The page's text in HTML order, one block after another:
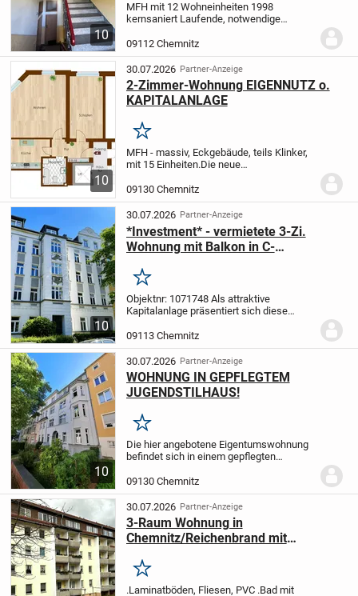
10
MFH mit 12 Wohneinheiten1998
kernsaniertLaufende, notwendige
kein Reparaturstau.
Zustand2021 Erneuerung der Heizung,
Umstellung...
09112 Chemnitz
10
30.07.2026 Partner-Anzeige
2-Zimmer-Wohnung EIGENNUTZ o.
KAPITALANLAGE
Merken
MFH - massiv, Eckgebäude, teils Klinker,
mit 15 Einheiten.Die neue
genommen.In 2025 erfolgte noch
Erhaltungsanstrich des
Treppenhauses.Instandsetzung...
09130 Chemnitz
10
30.07.2026 Partner-Anzeige
*Investment* - vermietete 3-Zi.
Wohnung mit Balkon in C-
Merken
Objektnr: 1071748 Als attraktive
Kapitalanlage präsentiert sich diese
denkmalgeschützten Mehrfamilienhaus
im Chemnitzer Stadtteil
Schloßchemnitz.Das um 1912...
09113 Chemnitz
10
30.07.2026 Partner-Anzeige
WOHNUNG IN GEPFLEGTEM
JUGENDSTILHAUS!
Merken
Die hier angebotene Eigentumswohnung
befindet sich in einem gepflegten
Mehrfamilienhaus ist voll unterkellert und
in massiver Bauweise errichtet. Es wurde
ca....
09130 Chemnitz
30.07.2026 Partner-Anzeige
3-Raum Wohnung in
Chemnitz/Reichenbrand mit
Merken
.Laminatböden, Fliesen, PVC .Bad mit